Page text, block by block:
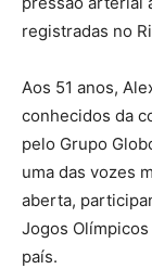
registradas no
Aos 51 anos,
conhecidos da
pelo Grupo
uma das vozes
aberta,
Jogos
país.